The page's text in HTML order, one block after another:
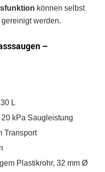
können selbst
werden.
–
L
kPa Saugleistung
Transport
Plastikrohr, 32 mm Ø